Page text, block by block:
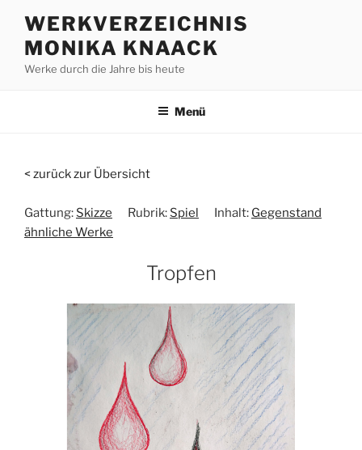
Inhalt
springen
WERKVERZEICHNIS
MONIKA KNAACK
Werke durch die Jahre bis heute
Menü
< zurück zur Übersicht
Gattung: Skizze Rubrik: Spiel Inhalt: Gegenstand
ähnliche Werke
Tropfen